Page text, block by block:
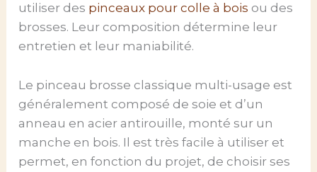
utiliser des pinceaux pour colle à bois ou des
brosses. Leur composition détermine leur
entretien et leur maniabilité.
Le pinceau brosse classique multi-usage est
généralement composé de soie et d’un
anneau en acier antirouille, monté sur un
manche en bois. Il est très facile à utiliser et
permet, en fonction du projet, de choisir ses